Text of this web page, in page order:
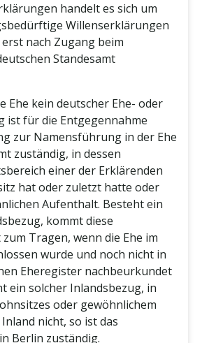
handelt es sich um
Willenserklärungen
nach Zugang beim
Standesamt
Ehe kein deutscher Ehe- oder
ist für die Entgegennahme
zur Namensführung in der Ehe
zuständig, in dessen
einer der Erklärenden
hat oder zuletzt hatte oder
Aufenthalt. Besteht ein
kommt diese
Tragen, wenn die Ehe im
wurde und noch nicht in
Eheregister nachbeurkundet
ein solcher Inlandsbezug, in
oder gewöhnlichem
nicht, so ist das
Berlin zuständig.